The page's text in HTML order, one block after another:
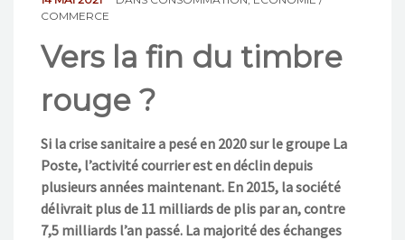
COMMERCE
Vers la fin du timbre
rouge ?
Si la crise sanitaire a pesé en 2020 sur le groupe La
Poste, l’activité courrier est en déclin depuis
plusieurs années maintenant. En 2015, la société
délivrait plus de 11 milliards de plis par an, contre
7,5 milliards l’an passé. La majorité des échanges